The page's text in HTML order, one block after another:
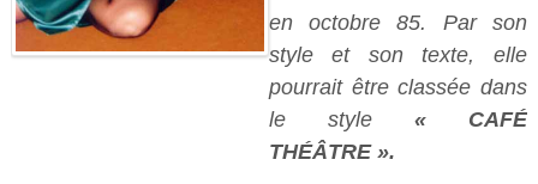
en octobre 85. Par son
style et son texte, elle
pourrait être classée dans
le style « CAFÉ
THÉÂTRE ».